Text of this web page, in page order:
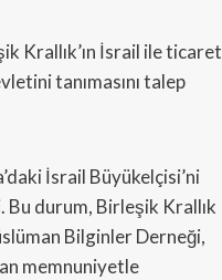
Krallık’ın İsrail ile ticaret
tanımasını talep
İsrail Büyükelçisi’ni
Bu durum, Birleşik Krallık
Bilginler Derneği,
memnuniyetle